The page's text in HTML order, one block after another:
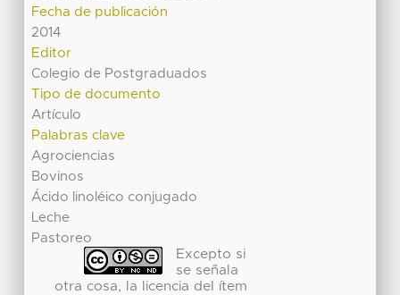
Fecha de publicación
2014
Editor
Colegio de Postgraduados
Tipo de documento
Artículo
Palabras clave
Agrociencias
Bovinos
Ácido linoléico conjugado
Leche
Pastoreo
Excepto si
se señala
otra cosa, la licencia del ítem